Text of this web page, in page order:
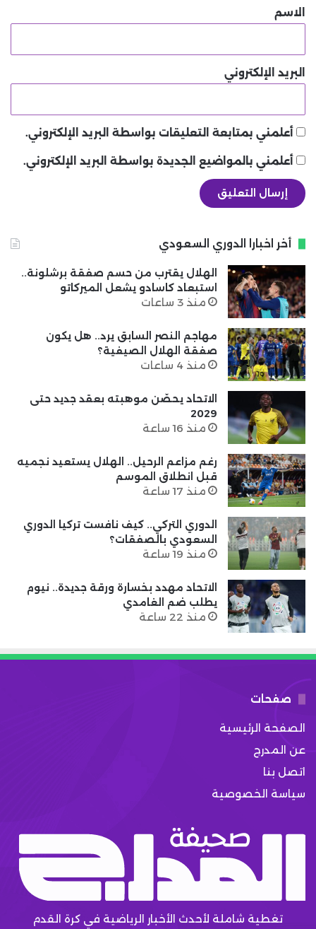
*الاسم
البريد الإلكتروني
أعلمني بمتابعة التعليقات بواسطة البريد الإلكتروني.
أعلمني بالمواضيع الجديدة بواسطة البريد الإلكتروني.
أخر اخبارا الدوري السعودي
الهلال يقترب من حسم صفقة برشلونة..
استبعاد كاسادو يشعل الميركاتو
منذ 3 ساعات
مهاجم النصر السابق يرد.. هل يكون
صفقة الهلال الصيفية؟
منذ 4 ساعات
الاتحاد يحصّن موهبته بعقد جديد حتى
2029
منذ 16 ساعة
رغم مزاعم الرحيل.. الهلال يستعيد نجميه
قبل انطلاق الموسم
منذ 17 ساعة
الدوري التركي.. كيف نافست تركيا الدوري
السعودي بالصفقات؟
منذ 19 ساعة
الاتحاد مهدد بخسارة ورقة جديدة.. نيوم
يطلب ضم الغامدي
منذ 22 ساعة
صفحات
الصفحة الرئيسية
عن المدرج
اتصل بنا
سياسة الخصوصية
تغطية شاملة لأحدث الأخبار الرياضية في كرة القدم